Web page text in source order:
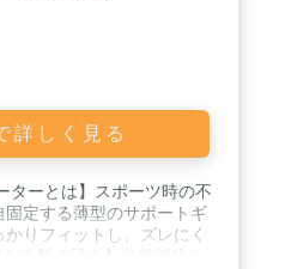
詳しく見る
ターとは】スポーツ時の不
定する薄型のサポートギ
りフィットし、ズレにく